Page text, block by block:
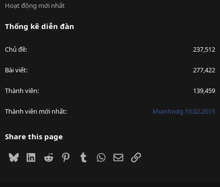
Hoạt động mới nhất
Thống kê diễn đàn
Chủ đề 237,512
Bài viết 277,422
Thành viên 139,459
Thành viên mới nhất khanhndg.10.02.2015
Share this page
BlueskyLinkedIn
Reddit PinterestTumblrWhatsApp
EmailLink